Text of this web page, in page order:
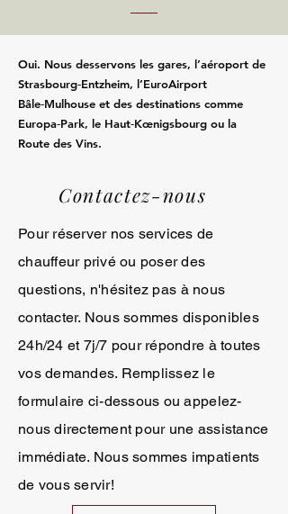
Oui. Nous desservons les gares, l’aéroport de
Strasbourg‑Entzheim, l’EuroAirport
Bâle‑Mulhouse et des destinations comme
Europa‑Park, le Haut‑Kœnigsbourg ou la
Route des Vins.
Contactez-nous
Pour réserver nos services de
chauffeur privé ou poser des
questions, n'hésitez pas à nous
contacter. Nous sommes disponibles
24h/24 et 7j/7 pour répondre à toutes
vos demandes. Remplissez le
formulaire ci-dessous ou appelez-
nous directement pour une assistance
immédiate. Nous sommes impatients
de vous servir!